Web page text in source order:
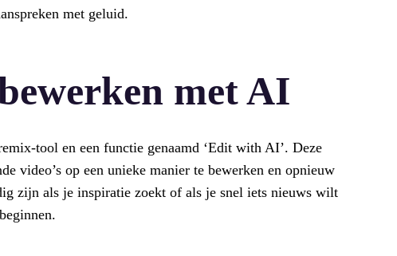
met geluid.
met AI
tool en een functie genaamd ‘Edit with AI’. Deze
video’s op een unieke manier te bewerken en opnieuw
zijn als je inspiratie zoekt of als je snel iets nieuws wilt